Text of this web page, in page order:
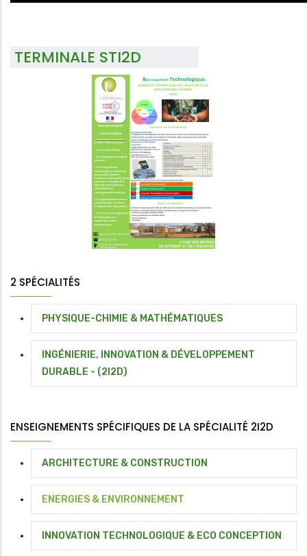
TERMINALE STI2D
2 SPÉCIALITÉS
PHYSIQUE-CHIMIE & MATHÉMATIQUES
INGÉNIERIE, INNOVATION & DÉVELOPPEMENT
DURABLE - (2I2D)
ENSEIGNEMENTS SPÉCIFIQUES DE LA SPÉCIALITÉ 2I2D
ARCHITECTURE & CONSTRUCTION
ENERGIES & ENVIRONNEMENT
INNOVATION TECHNOLOGIQUE & ECO CONCEPTION